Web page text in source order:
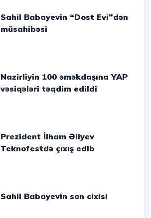
Sahil Babayevin “Dost Evi”dən
müsahibəsi
Nazirliyin 100 əməkdaşına YAP
vəsiqələri təqdim edildi
Prezident İlham Əliyev
Teknofestdə çıxış edib
Sahil Babayevin son cixisi